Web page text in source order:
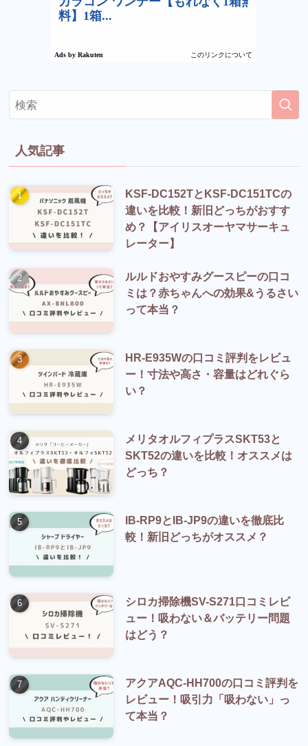
人気記事
KSF-DC152TとKSF-DC151TCの
違いを比較！新旧どっちがおすす
め？【アイリスオーヤマサーキュ
レーター】
ルルドおやすみグースピーの口コ
ミは？赤ちゃんへの効果&うるさい
って本当？
HR-E935Wの口コミ評判をレビュ
ー！寸法や高さ・容量はどれぐら
い？
メリタオルフィプラスSKT53と
SKT52の違いを比較！オススメは
どっち？
IB-RP9とIB-JP9の違いを徹底比
較！新旧どっちがオススメ？
シロカ掃除機SV-S271口コミレビ
ュー！吸わない＆バッテリー問題
はどう？
アクアAQC-HH700の口コミ評判を
レビュー！吸引力「吸わない」っ
て本当？